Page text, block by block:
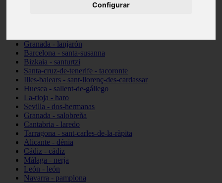
Configurar
Granada - lanjarón
Barcelona - santa-susanna
Bizkaia - santurtzi
Santa-cruz-de-tenerife - tacoronte
Illes-balears - sant-llorenç-des-cardassar
Huesca - sallent-de-gállego
La-rioja - haro
Sevilla - dos-hermanas
Granada - salobreña
Cantabria - laredo
Tarragona - sant-carles-de-la-ràpita
Alicante - dénia
Cádiz - cádiz
Málaga - nerja
León - león
Navarra - pamplona